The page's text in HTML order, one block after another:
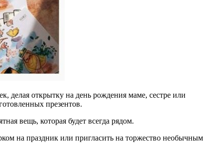
делая открытку на день рождения маме, сестре или
презентов.
вещь, которая будет всегда рядом.
на праздник или пригласить на торжество необычным